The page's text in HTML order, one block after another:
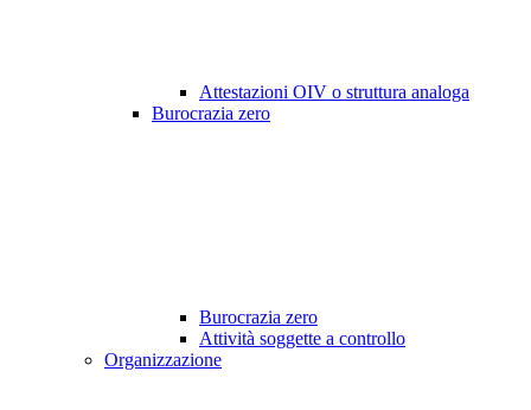
Attestazioni OIV o struttura analoga
Burocrazia zero
Burocrazia zero
Attività soggette a controllo
Organizzazione